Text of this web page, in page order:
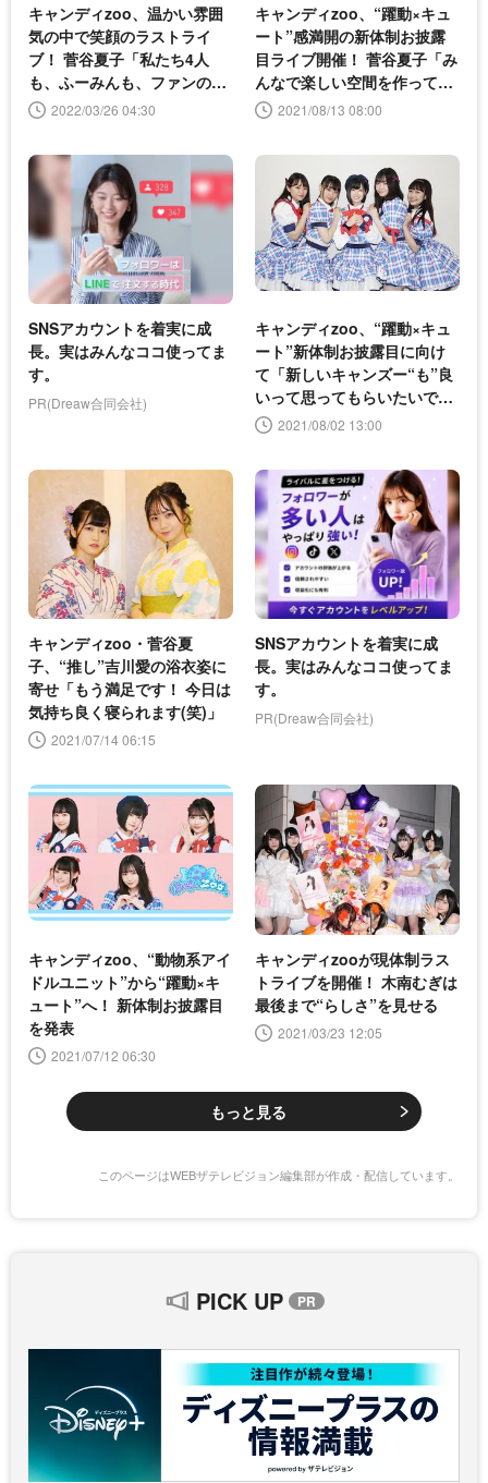
キャンディzoo、温かい雰囲
気の中で笑顔のラストライ
ブ！ 菅谷夏子「私たち4人
も、ふーみんも、ファンのみ
んなも、楽しいと思える道を
い」
2022/03/26 04:30
キャンディzoo、“躍動×キュ
ート”感満開の新体制お披露
目ライブ開催！ 菅谷夏子「み
んなで楽しい空間を作ってい
きたい！」
2021/08/13 08:00
SNSアカウントを着実に成
長。実はみんなココ使ってま
す。
PR(Dreaw合同会社)
キャンディzoo、“躍動×キュ
ート”新体制お披露目に向け
て「新しいキャンズー“も”良
いって思ってもらいたいで
す！」2021/08/02 13:00
キャンディzoo・菅谷夏
子、“推し”吉川愛の浴衣姿に
寄せ「もう満足です！ 今日は
気持ち良く寝られます(笑)」
2021/07/14 06:15
SNSアカウントを着実に成
長。実はみんなココ使ってま
す。
PR(Dreaw合同会社)
キャンディzoo、“動物系アイ
ドルユニット”から“躍動×キ
ュート”へ！ 新体制お披露目
を発表
2021/07/12 06:30
キャンディzooが現体制ラス
トライブを開催！ 木南むぎは
最後まで“らしさ”を見せる
2021/03/23 12:05
もっと見る
このページはWEBザテレビジョン編集部が作成・配信しています。
PICK UP